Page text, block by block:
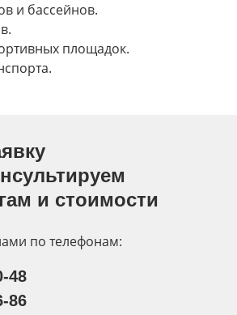
и бассейнов.
площадок.
и стоимости
по телефонам:
48
86